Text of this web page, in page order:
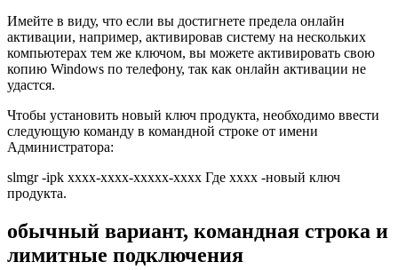
Имейте в виду, что если вы достигнете предела онлайн
активации, например, активировав систему на нескольких
компьютерах тем же ключом, вы можете активировать свою
копию Windows по телефону, так как онлайн активации не
удастся.
Чтобы установить новый ключ продукта, необходимо ввести
следующую команду в командной строке от имени
Администратора:
slmgr -ipk хххх-хххх-ххххх-хххх Где хххх -новый ключ
продукта.
обычный вариант, командная строка и
лимитные подключения